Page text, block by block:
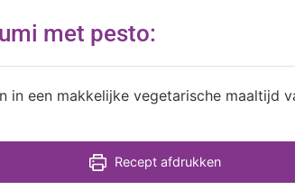
met pesto:
in een makkelijke vegetarische maaltijd
Recept afdrukken